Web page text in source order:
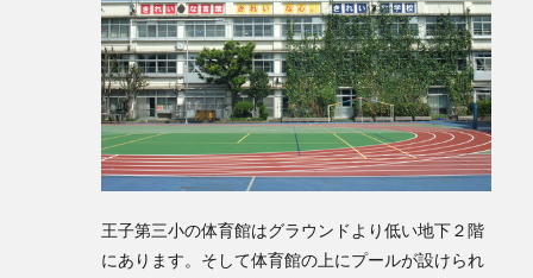
王子第三小の体育館はグラウンドより低い地下２階
にあります。そして体育館の上にプールが設けられ